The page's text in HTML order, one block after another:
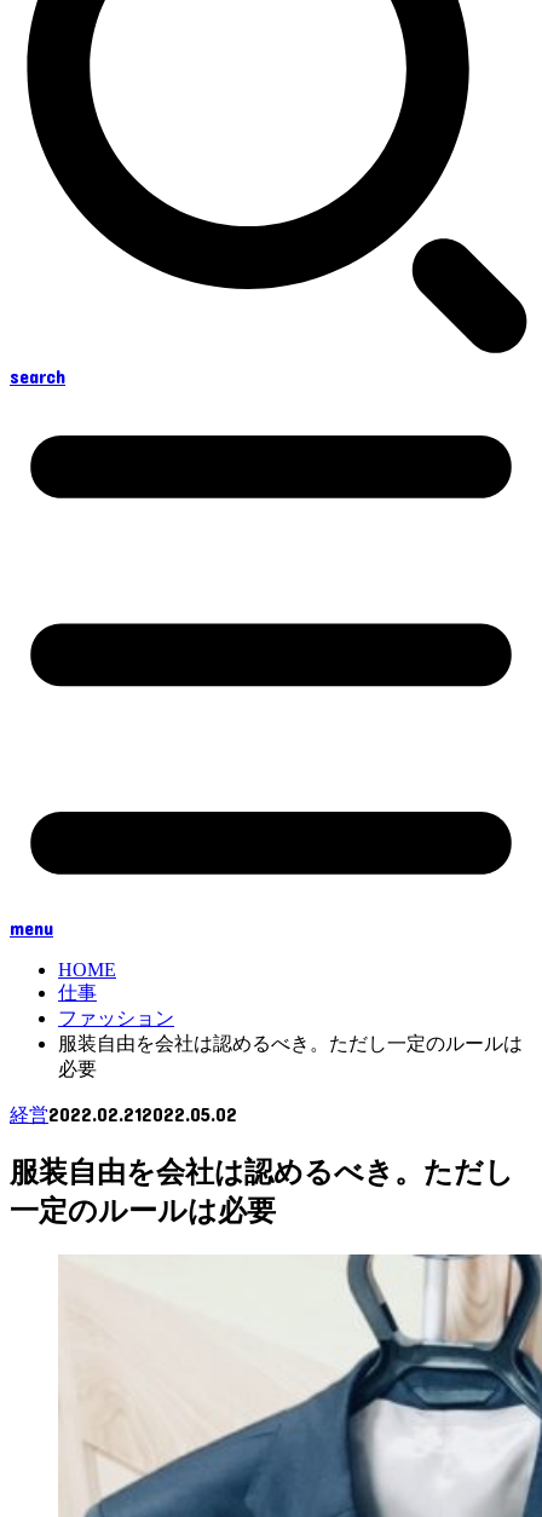
search
menu
HOME
仕事
ファッション
服装自由を会社は認めるべき。ただし一定のルールは
必要
経営2022.02.212022.05.02
服装自由を会社は認めるべき。ただし
一定のルールは必要